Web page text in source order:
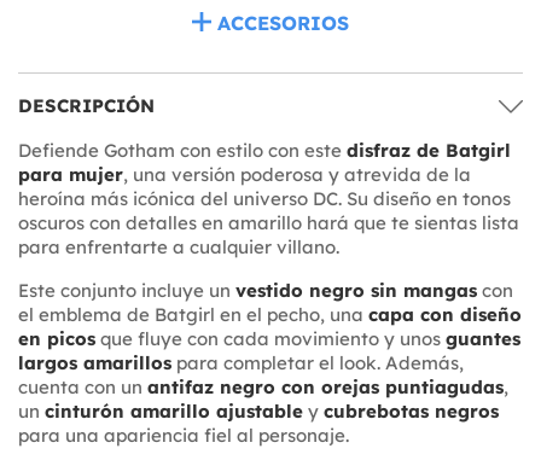
ACCESORIOS
DESCRIPCIÓN
Defiende Gotham con estilo con este disfraz de Batgirl
para mujer, una versión poderosa y atrevida de la
heroína más icónica del universo DC. Su diseño en tonos
oscuros con detalles en amarillo hará que te sientas lista
para enfrentarte a cualquier villano.
Este conjunto incluye un vestido negro sin mangas con
el emblema de Batgirl en el pecho, una capa con diseño
en picos que fluye con cada movimiento y unos guantes
largos amarillos para completar el look. Además,
cuenta con un antifaz negro con orejas puntiagudas,
un cinturón amarillo ajustable y cubrebotas negros
para una apariencia fiel al personaje.